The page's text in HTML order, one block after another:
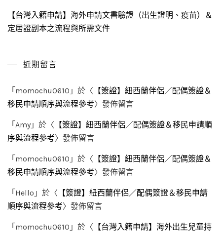
【台灣入籍申請】海外申請文書驗證（出生證明、疫苗）＆
定居證副本之流程與所需文件
近期留言
「 momochu0610 」於〈 【簽證】紐西蘭伴侶／配偶簽證＆
移民申請順序與流程參考〉發佈留言
「 Amy 」於〈 【簽證】紐西蘭伴侶／配偶簽證＆移民申請順
序與流程參考〉發佈留言
「 momochu0610 」於〈 【簽證】紐西蘭伴侶／配偶簽證＆
移民申請順序與流程參考〉發佈留言
「 Hello 」於〈 【簽證】紐西蘭伴侶／配偶簽證＆移民申請
順序與流程參考〉發佈留言
「 momochu0610 」於〈 【台灣入籍申請】海外出生兒童持